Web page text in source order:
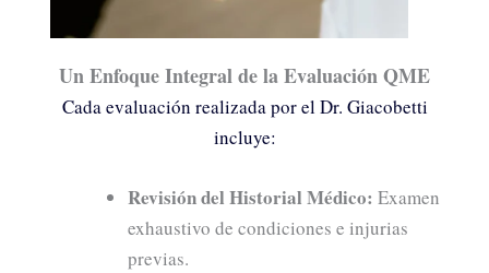
Un Enfoque Integral de la Evaluación QME
Cada evaluación realizada por el Dr. Giacobetti
incluye:
Revisión del Historial Médico: Examen
exhaustivo de condiciones e injurias
previas.